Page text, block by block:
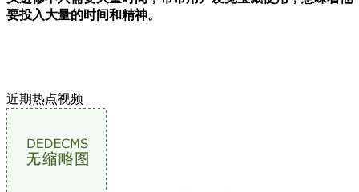
要投入大量的时间和精神。
近期热点视频